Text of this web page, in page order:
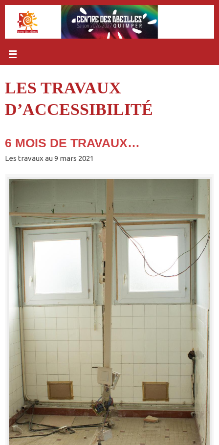
Passer
contenu
LES TRAVAUX
D’ACCESSIBILITÉ
6 MOIS DE TRAVAUX…
Les travaux au 9 mars 2021